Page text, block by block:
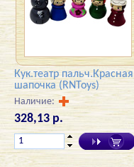
Кук.театр пальч.Красная
шапочка (RNToys)
Наличие:
328,13 р.